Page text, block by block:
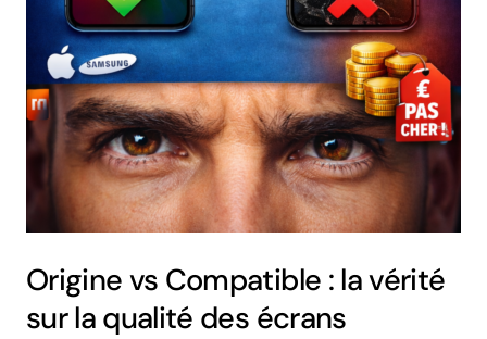
Origine vs Compatible : la vérité
sur la qualité des écrans